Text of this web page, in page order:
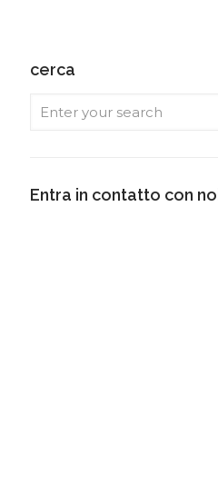
cerca
Entra in contatto con